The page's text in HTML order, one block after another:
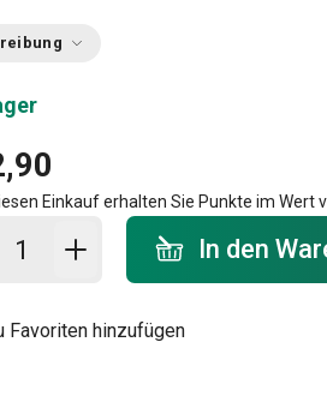
Einkauf erhalten Sie Punkte im Wert
den Warenkorb - Menge
In den
Favoriten hinzufügen